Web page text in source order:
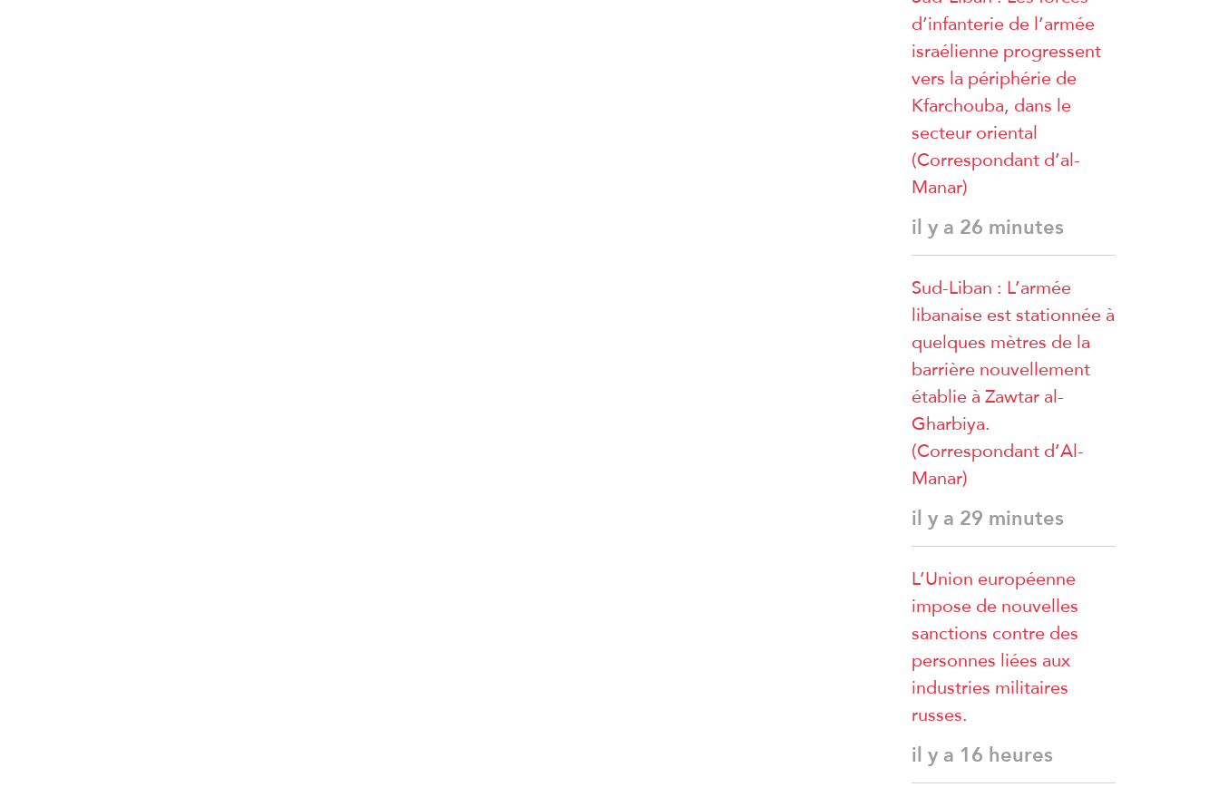
d’infanterie de l’armée
israélienne progressent
vers la périphérie de
Kfarchouba, dans le
secteur oriental
(Correspondant d’al-
Manar)
il y a 26 minutes
Sud-Liban : L’armée
libanaise est stationnée à
quelques mètres de la
barrière nouvellement
établie à Zawtar al-
Gharbiya.
(Correspondant d’Al-
Manar)
il y a 29 minutes
L’Union européenne
impose de nouvelles
sanctions contre des
personnes liées aux
industries militaires
russes.
il y a 16 heures